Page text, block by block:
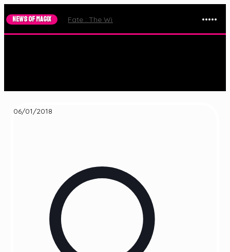
NEWS OF MAGIX Fate : The Winx Saga – Le Trailer de la Saison
06/01/2018